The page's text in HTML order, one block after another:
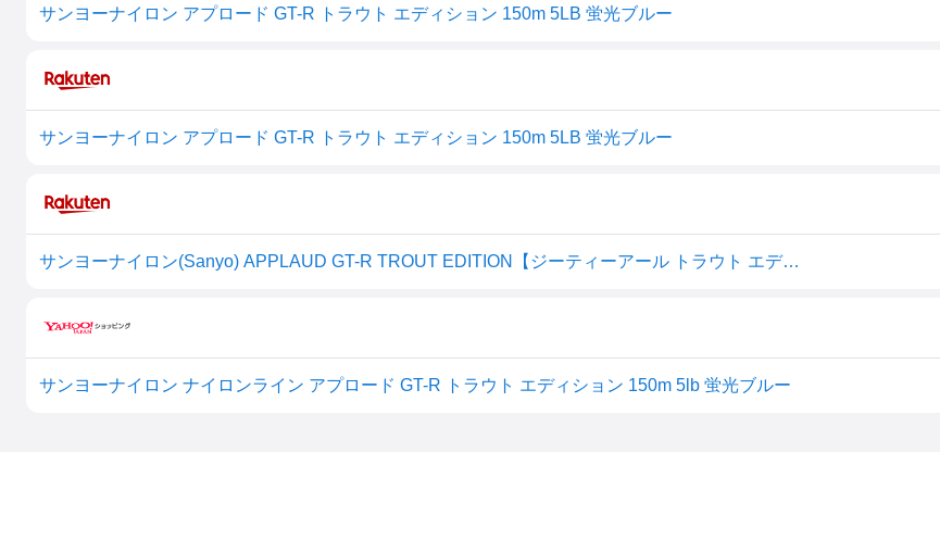
サンヨーナイロン アプロード GT-R トラウト エディション 150m 5LB 蛍光ブルー
サンヨーナイロン アプロード GT-R トラウト エディション 150m 5LB 蛍光ブルー
サンヨーナイロン(Sanyo) APPLAUD GT-R TROUT EDITION【ジーティーアール トラウト エディション】 ブルー 150m 5LB
サンヨーナイロン ナイロンライン アプロード GT-R トラウト エディション 150m 5lb 蛍光ブルー